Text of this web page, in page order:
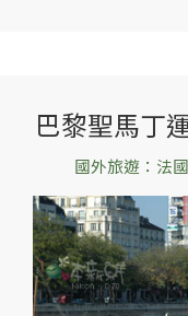
巴黎聖馬丁
國外旅遊：法國
巴
馬
丁
運
河‧